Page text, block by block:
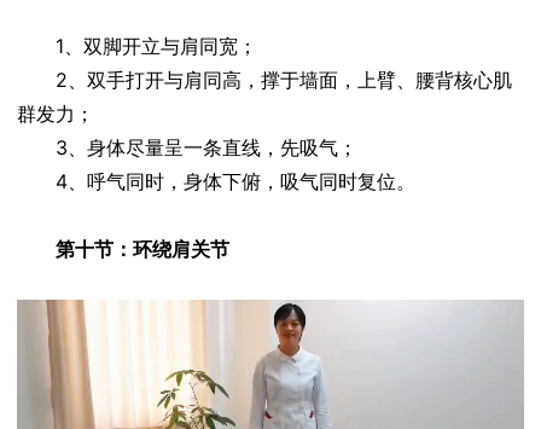
1、双脚开立与肩同宽；
2、双手打开与肩同高，撑于墙面，上臂、腰背核心肌
群发力；
3、身体尽量呈一条直线，先吸气；
4、呼气同时，身体下俯，吸气同时复位。
第十节：环绕肩关节